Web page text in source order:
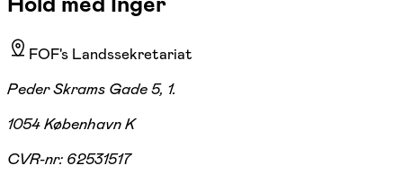
FOF's Landssekretariat
Peder Skrams Gade 5, 1.
1054 København K
CVR-nr: 62531517